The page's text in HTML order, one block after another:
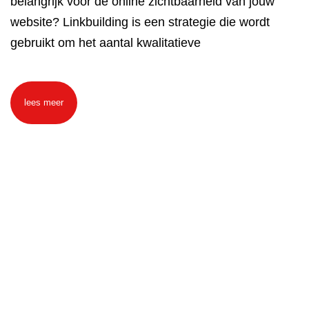
website? Linkbuilding is een strategie die wordt
gebruikt om het aantal kwalitatieve
lees meer